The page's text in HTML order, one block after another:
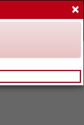
Anmelden
×